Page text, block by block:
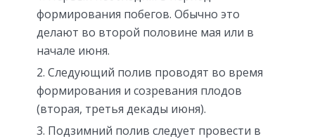
формирования побегов. Обычно это
делают во второй половине мая или в
начале июня.
Следующий полив проводят во время
формирования и созревания плодов
(вторая, третья декады июня).
Подзимний полив следует провести в